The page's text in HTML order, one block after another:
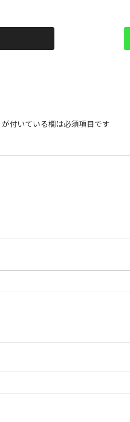
が付いている欄は必須項目です